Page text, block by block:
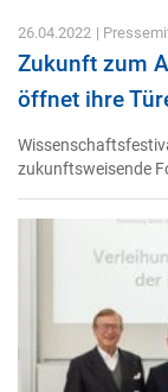
26.04.2022 |
Zukunft zum
öffnet ihre
zukunftsweisende